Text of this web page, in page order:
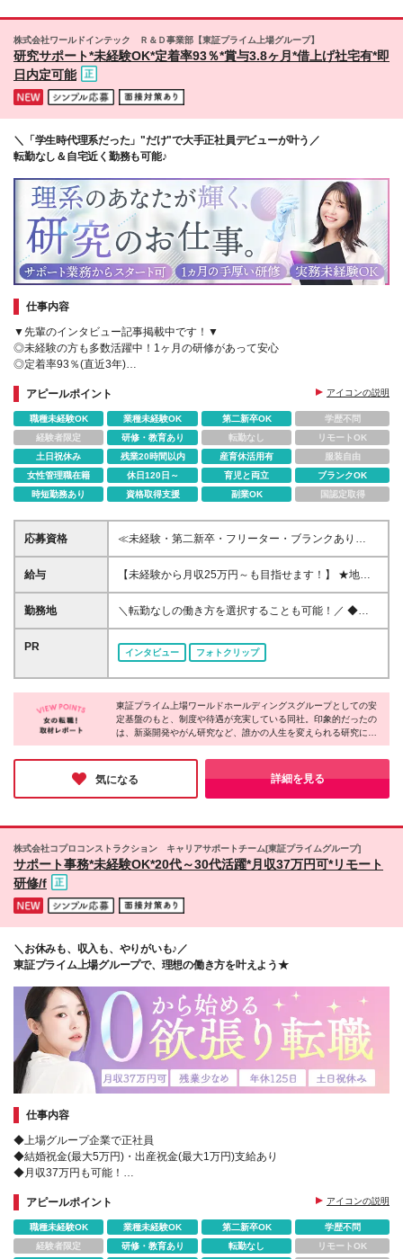
件変更なし) ※今期より新賃金体系へ移行しました。
詳細は面接時にご説明します
株式会社ワールドインテック Ｒ＆Ｄ事業部【東証プライム上場グループ】
研究サポート*未経験OK*定着率93％*賞与3.8ヶ月*借上げ社宅有*即
日内定可能
＼「学生時代理系だった」"だけ"で大手正社員デビューが叶う／
転勤なし＆自宅近く勤務も可能♪
仕事内容
▼先輩のインタビュー記事掲載中です！▼
◎未経験の方も多数活躍中！1ヶ月の研修があって安心
◎定着率93％(直近3年)
◎製薬/バイオ/食品などから研究対象が選べる♪
アピールポイント アイコンの説明
職種未経験OK 業種未経験OK 第二新卒OK
学歴不問
経験者限定
研修・教育あり 転勤なし
リモートOK
土日祝休み
残業20時間以内 産育休活用有
服装自由
女性管理職在籍
休日120日～ 育児と両立
ブランクOK
時短勤務あり
資格取得支援 副業OK 国認定取得
応募資格
≪未経験・第二新卒・フリーター・ブランクあり
OK！100％人柄重視の採用です！≫ ■理系分野を専攻
されていた方（専門卒又は大卒以上） ┗生物学、化
す】 ★理系知識を仕事で活かしたい方 ★そろそろ正
社員として安定的に働きたい方 ★プライベートの時
給与
【未経験から月収25万円～も目指せます！】 ★地域
手当：最大2万円 ★住宅補助：最大6.7万円 ★交通費
全額支給（片道2km以上） ★引越補助等：全額支給
実績)＋決算賞与＋各種手当 ※経験・年齢・スキル・
勤務地
＼転勤なしの働き方を選択することも可能！／ ◆希
望を考慮して決定 ◆住宅補助で生活も安心♪ ◆借り上
げ社宅でペットも飼える◎ 当社がお取引している全
国各地の 大手企業や公的機関での勤務となります。
（北海道・沖縄県を除く） ■大阪営業所 大阪府大阪市
西区北堀江2-2-18 ワールドホールディングス北堀江
4F ■東京営業所 東京都港区東新橋2-14-1 NBFコモデ
ィオ汐留4F ライフスタイルの変化に合わせて無理な
く働くことができます。 ▼こちらで詳細をご紹介中
東京・神奈川・千葉・埼玉・大阪・京都・滋賀・兵
庫・愛知・三重 ※変更の範囲：上記を除く当社関連勤
PR
インタビュー フォトクリップ
東証プライム上場ワールドホールディングスグループとしての安
定基盤のもと、制度や待遇が充実している同社。印象的だったの
は、新薬開発やがん研究など、誰かの人生を変えられる研究に携
われること！自分の手がけた仕事が、病気で苦しむ人の助けにな
ったり、未来の医療を支える基盤になったり。そんな大きな社会
貢献を実感できるのが最大の魅力です◎日々の業務が誰かの明日
を創る仕事を始めてみてはいかがですか？
気になる 詳細を見る
株式会社コプロコンストラクション キャリアサポートチーム[東証プライムグループ]
サポート事務*未経験OK*20代～30代活躍*月収37万円可*リモート
研修/f
＼お休みも、収入も、やりがいも♪／
東証プライム上場グループで、理想の働き方を叶えよう★
仕事内容
◆上場グループ企業で正社員
◆結婚祝金(最大5万円)・出産祝金(最大1万円)支給あり
◆月収37万円も可能！
◆Web面接も実施中
◆配属後のフォロー体制も充実♪
アピールポイント アイコンの説明
職種未経験OK 業種未経験OK 第二新卒OK
学歴不問
経験者限定
研修・教育あり 転勤なし リモートOK